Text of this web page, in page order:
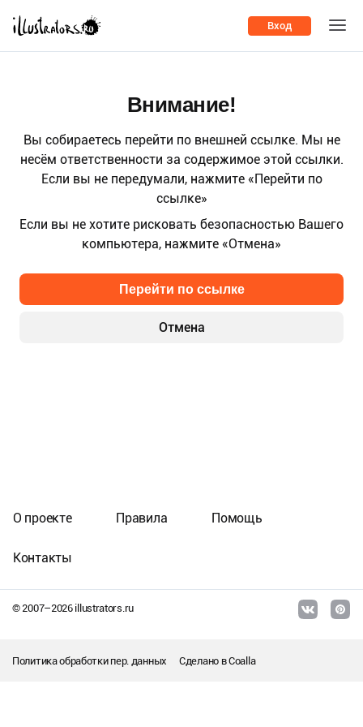
Вход
Внимание!
Вы собираетесь перейти по внешней ссылке. Мы не
несём ответственности за содержимое этой ссылки.
Если вы не передумали, нажмите «Перейти по
ссылке»
Если вы не хотите рисковать безопасностью Вашего
компьютера, нажмите «Отмена»
Отмена
Перейти по ссылке
© 2007–2026illustrators.ru
О проекте Правила Помощь
Контакты
Политика обработки пер. данных Сделано вCoalla